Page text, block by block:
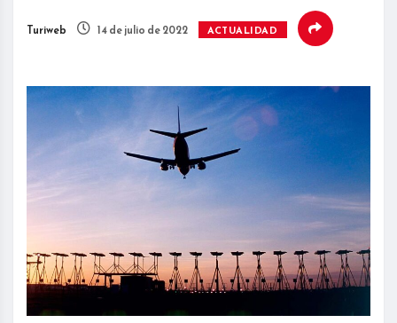
Turiweb 14 de julio de 2022 ACTUALIDAD